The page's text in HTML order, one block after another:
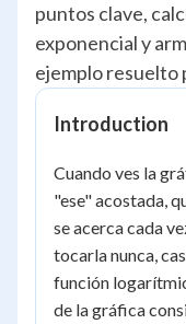
puntos clave,
exponencial y
ejemplo resuelto
Introduction
Cuando ves la
"ese" acostada,
se acerca cada
tocarla nunca,
función
de la gráfica